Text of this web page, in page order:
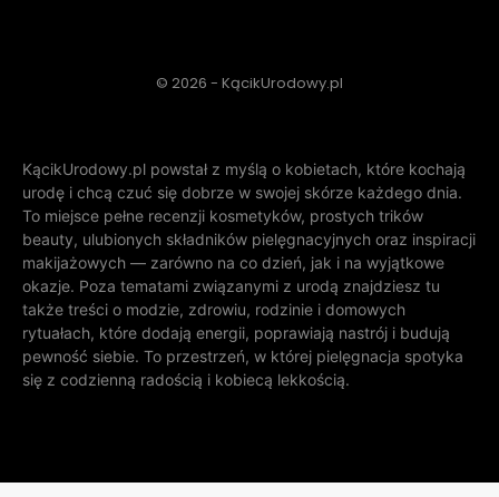
© 2026 - KącikUrodowy.pl
KącikUrodowy.pl powstał z myślą o kobietach, które kochają
urodę i chcą czuć się dobrze w swojej skórze każdego dnia.
To miejsce pełne recenzji kosmetyków, prostych trików
beauty, ulubionych składników pielęgnacyjnych oraz inspiracji
makijażowych — zarówno na co dzień, jak i na wyjątkowe
okazje. Poza tematami związanymi z urodą znajdziesz tu
także treści o modzie, zdrowiu, rodzinie i domowych
rytuałach, które dodają energii, poprawiają nastrój i budują
pewność siebie. To przestrzeń, w której pielęgnacja spotyka
się z codzienną radością i kobiecą lekkością.